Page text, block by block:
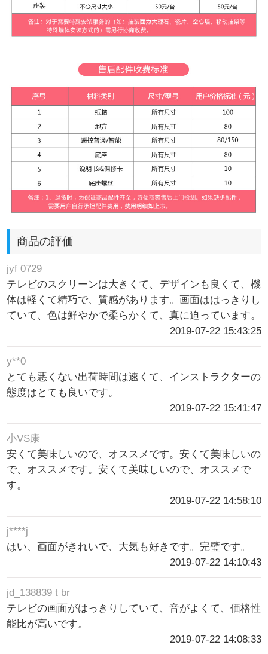
商品の評価
jyf 0729
テレビのスクリーンは大きくて、デザインも良くて、機
体は軽くて精巧で、質感があります。画面ははっきりし
ていて、色は鮮やかで柔らかくて、真に迫っています。
2019-07-22 15:43:25
y**0
とても悪くない出荷時間は速くて、インストラクターの
態度はとても良いです。
2019-07-22 15:41:47
小VS康
安くて美味しいので、オススメです。安くて美味しいの
で、オススメです。安くて美味しいので、オススメで
す。
2019-07-22 14:58:10
j****j
はい、画面がきれいで、大気も好きです。完璧です。
2019-07-22 14:10:43
jd_138839 t br
テレビの画面がはっきりしていて、音がよくて、価格性
能比が高いです。
2019-07-22 14:08:33